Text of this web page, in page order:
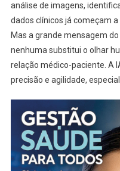
análise de imagens,
dados clínicos já começam
Mas a grande mensagem
nenhuma substitui o olhar
relação médico-paciente. A
precisão e agilidade,